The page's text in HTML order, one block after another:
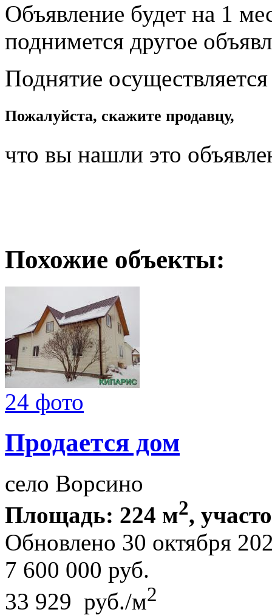
Объявление будет на 1
поднимется другое
Поднятие
Пожалуйста, скажите продавцу,
что вы нашли это
Похожие объекты:
24 фото
Продается дом
село Ворсино
Площадь: 224 м2,
Обновлено 30 октября
7 600 000 руб.
33 929 руб./м2